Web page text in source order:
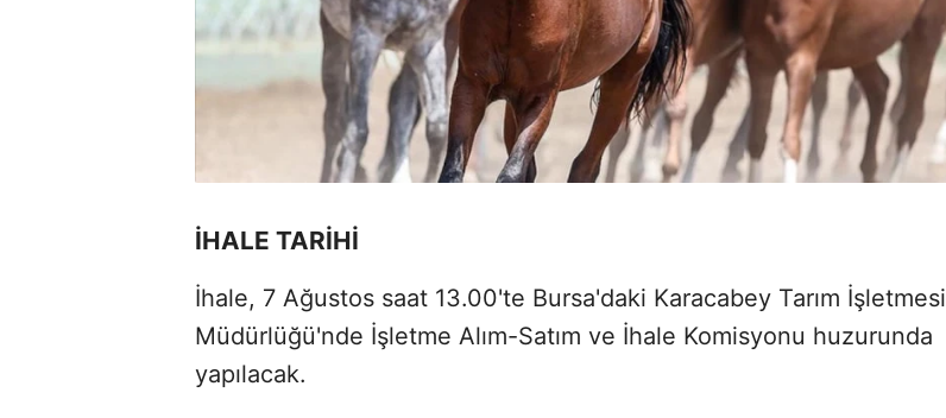
İHALE TARİHİ
İhale, 7 Ağustos saat 13.00'te Bursa'daki Karacabey Tarım İşletmesi
Müdürlüğü'nde İşletme Alım-Satım ve İhale Komisyonu huzurunda
yapılacak.